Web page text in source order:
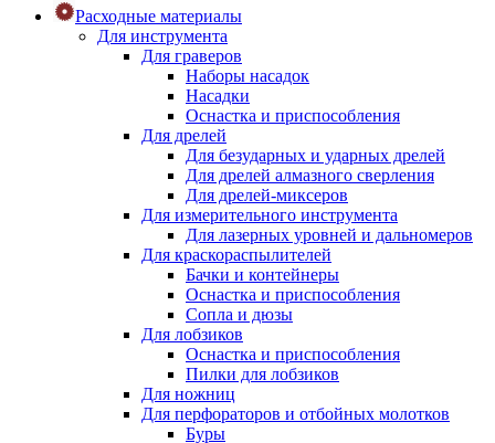
Расходные материалы
Для инструмента
Для граверов
Наборы насадок
Насадки
Оснастка и приспособления
Для дрелей
Для безударных и ударных дрелей
Для дрелей алмазного сверления
Для дрелей-миксеров
Для измерительного инструмента
Для лазерных уровней и дальномеров
Для краскораспылителей
Бачки и контейнеры
Оснастка и приспособления
Сопла и дюзы
Для лобзиков
Оснастка и приспособления
Пилки для лобзиков
Для ножниц
Для перфораторов и отбойных молотков
Буры